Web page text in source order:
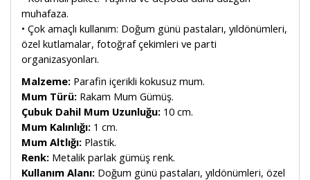
muhafaza.
• Çok amaçlı kullanım: Doğum günü pastaları, yıldönümleri,
özel kutlamalar, fotoğraf çekimleri ve parti
organizasyonları.
Malzeme: Parafin içerikli kokusuz mum.
Mum Türü: Rakam Mum Gümüş.
Çubuk Dahil Mum Uzunluğu: 10 cm.
Mum Kalınlığı: 1 cm.
Mum Altlığı: Plastik.
Renk: Metalik parlak gümüş renk.
Kullanım Alanı: Doğum günü pastaları, yıldönümleri, özel